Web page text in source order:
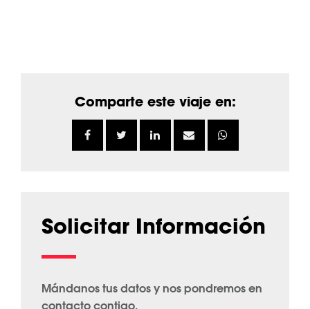
Comparte este viaje en:
Solicitar Información
Mándanos tus datos y nos pondremos en
contacto contigo.